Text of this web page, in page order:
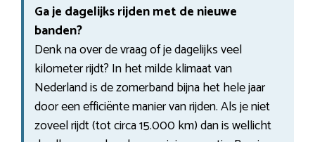
Ga je dagelijks rijden met de nieuwe
banden?
Denk na over de vraag of je dagelijks veel
kilometer rijdt? In het milde klimaat van
Nederland is de zomerband bijna het hele jaar
door een efficiënte manier van rijden. Als je niet
zoveel rijdt (tot circa 15.000 km) dan is wellicht